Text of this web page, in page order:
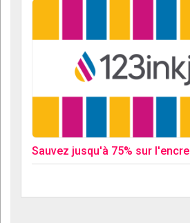
Sauvez jusqu'à 75% sur l'encre